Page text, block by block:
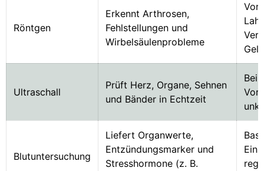
Röntgen
Erkennt Arthrosen,
Fehlstellungen und
Wirbelsäulenprobleme
Vor
Ultraschall
Prüft Herz, Organe, Sehnen
und Bänder in Echtzeit
Bei
Blutuntersuchung
Liefert Organwerte,
Entzündungsmarker und
Stresshormone (z. B.